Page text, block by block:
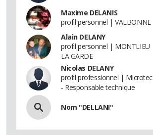
Maxime DELANIS
profil personnel | VALBONNE
Alain DELANY
profil personnel | MONTLIEU
LA GARDE
Nicolas DELANY
profil professionnel | Microtec
- Responsable technique
Nom "DELLANI"